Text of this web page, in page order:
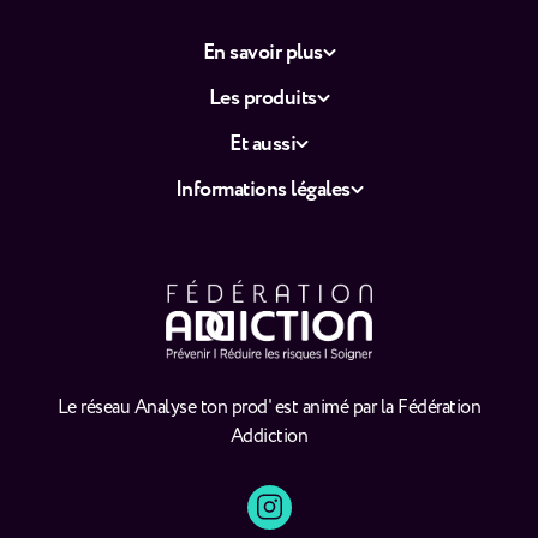
Le réseau Analyse ton prod' est animé par la Fédération
Addiction
En savoir plus
Les produits
Et aussi
Informations légales